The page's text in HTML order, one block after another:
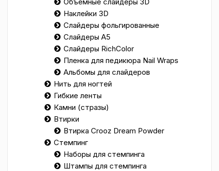
Наклейки 3D
Слайдеры фольгированные
Слайдеры А5
Слайдеры RichColor
Пленка для педикюра Nail Wraps
Альбомы для слайдеров
Нить для ногтей
Гибкие ленты
Камни (стразы)
Втирки
Втирка Crooz Dream Powder
Стемпинг
Наборы для стемпинга
Штампы для стемпинга